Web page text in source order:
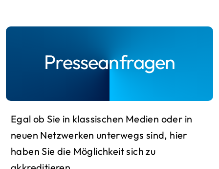
Presseanfragen
Egal ob Sie in klassischen Medien oder in
neuen Netzwerken unterwegs sind, hier
haben Sie die Möglichkeit sich zu